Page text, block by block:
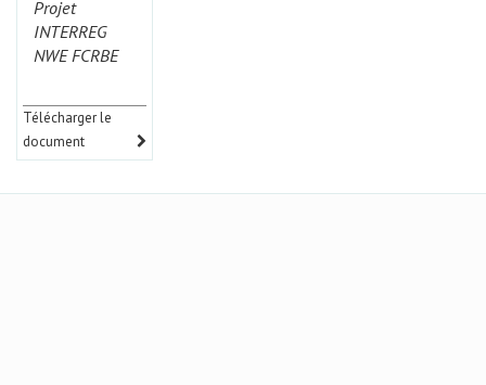
Projet
INTERREG
NWE FCRBE
Télécharger le
document